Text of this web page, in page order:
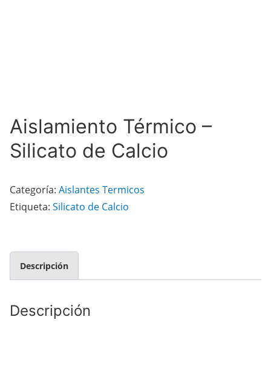
Aislamiento Térmico –
Silicato de Calcio
Categoría: Aislantes Termicos
Etiqueta: Silicato de Calcio
Descripción
Descripción